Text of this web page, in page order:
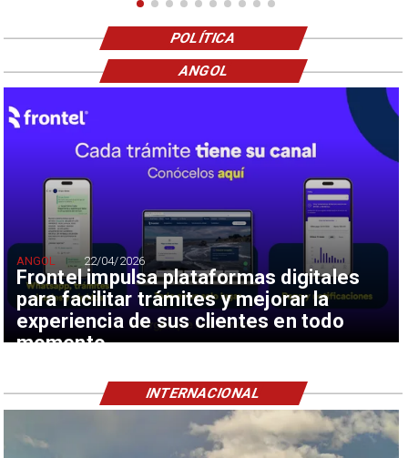
POLÍTICA
Frontel impulsa plataformas digitales
para facilitar trámites y mejorar la
experiencia de sus clientes en todo
momento
ANGOL 22/04/2026
ANGOL
INTERNACIONAL